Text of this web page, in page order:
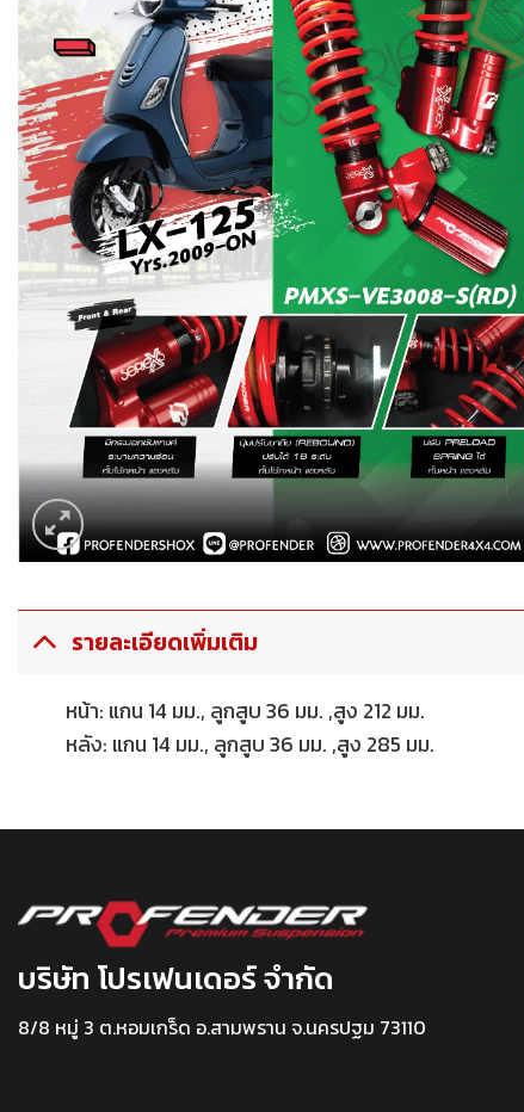
รายละเอียดเพิ่มเติม
หน้า: แกน 14 มม., ลูกสูบ 36 มม. ,สูง 212 มม.
หลัง: แกน 14 มม., ลูกสูบ 36 มม. ,สูง 285 มม.
บริษัท โปรเฟนเดอร์ จำกัด
8/8 หมู่ 3 ต.หอมเกร็ด อ.สามพราน จ.นครปฐม 73110